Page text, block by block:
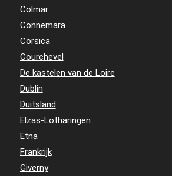
Colmar
Connemara
Corsica
Courchevel
De kastelen van de Loire
Dublin
Duitsland
Elzas-Lotharingen
Etna
Frankrijk
Giverny